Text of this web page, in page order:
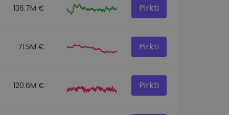
136.7M € Pirkti
71.5M € Pirkti
120.6M € Pirkti